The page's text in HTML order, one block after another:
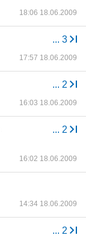
18:06 18.06.2009
... 3
17:57 18.06.2009
... 2
16:03 18.06.2009
... 2
16:02 18.06.2009
14:34 18.06.2009
... 2